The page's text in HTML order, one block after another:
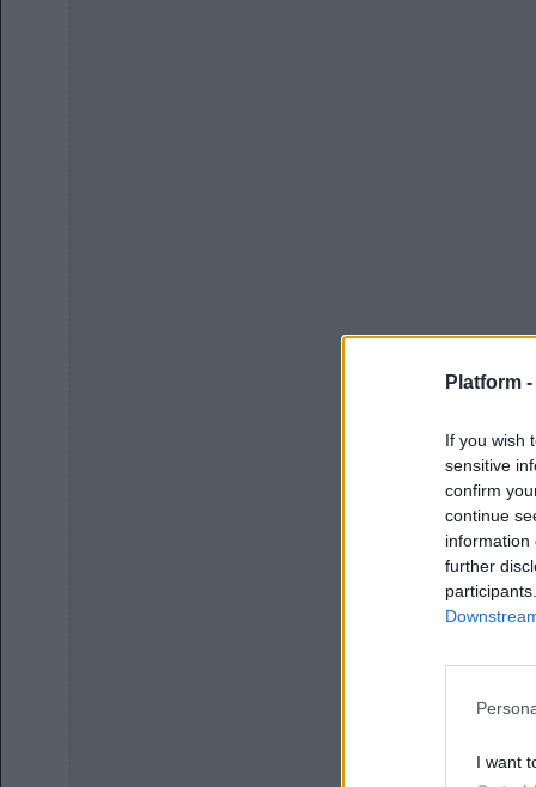
Platform -
If you wish
sensitive
confirm
continue
information
further
I want